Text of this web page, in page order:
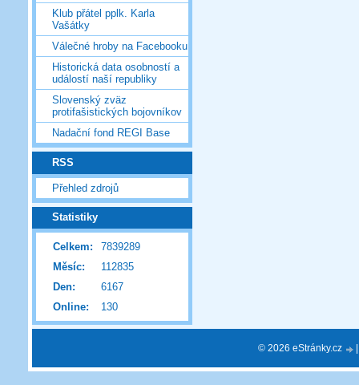
Klub přátel pplk. Karla
Vašátky
Válečné hroby na Facebooku
Historická data osobností a
událostí naší republiky
Slovenský zväz
protifašistických bojovníkov
Nadační fond REGI Base
RSS
Přehled zdrojů
Statistiky
Online: 130
Celkem:
7839289
Měsíc:
112835
Den:
6167
© 2026 eStránky.cz